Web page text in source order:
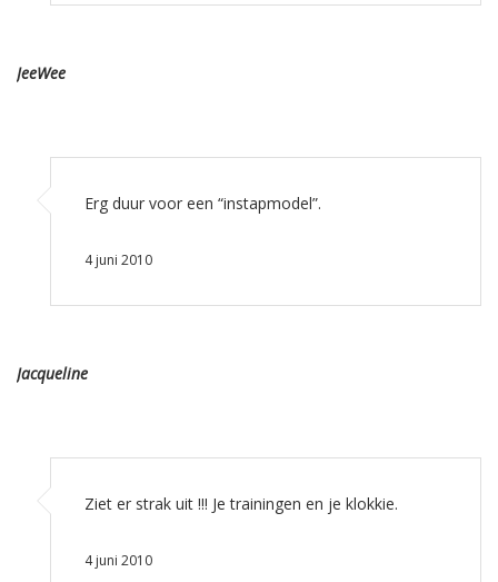
JeeWee
Erg duur voor een “instapmodel”.
4 juni 2010
Jacqueline
Ziet er strak uit !!! Je trainingen en je klokkie.
4 juni 2010